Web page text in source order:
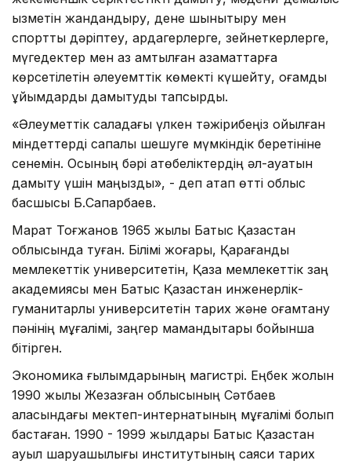
қызметін жандандыру, дене шынықтыру мен
спортты дәріптеу, ардагерлерге, зейнеткерлерге,
мүгедектер мен аз қамтылған азаматтарға
көрсетілетін әлеуемттік көмекті күшейту, қоғамдық
ұйымдарды дамытуды тапсырды.
«Әлеуметтік саладағы үлкен тәжірибеңіз қойылған
міндеттерді сапалы шешуге мүмкіндік беретініне
сенемін. Осының бәрі ақтөбеліктердің әл-ауқатын
дамыту үшін маңызды», - деп атап өтті облыс
басшысы Б.Сапарбаев.
Марат Тоғжанов 1965 жылы Батыс Қазақстан
облысында туған. Білімі жоғары, Қарағанды
мемлекеттік университетін, Қазақ мемлекеттік заң
академиясы мен Батыс Қазақстан инженерлік-
гуманитарлық университетін тарих және қоғамтану
пәнінің мұғалімі, заңгер мамандықтары бойынша
бітірген.
Экономика ғылымдарының магистрі. Еңбек жолын
1990 жылы Жезқазған облысының Сәтбаев
қаласындағы мектеп-интернатының мұғалімі болып
бастаған. 1990 - 1999 жылдары Батыс Қазақстан
ауыл шаруашылығы институтының саяси тарих